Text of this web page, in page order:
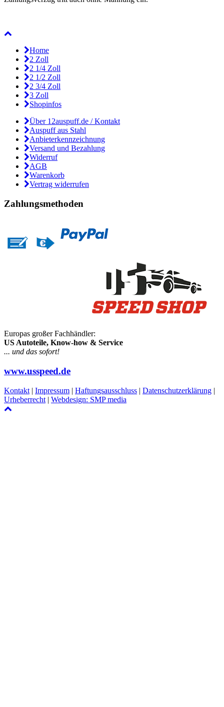
Home
2 Zoll
2 1/4 Zoll
2 1/2 Zoll
2 3/4 Zoll
3 Zoll
Shopinfos
Über 12auspuff.de / Kontakt
Auspuff aus Stahl
Anbieterkennzeichnung
Versand und Bezahlung
Widerruf
AGB
Warenkorb
Vertrag widerrufen
Zahlungsmethoden
Europas großer Fachhändler:
US Autoteile, Know-how & Service
... und das sofort!
www.usspeed.de
Kontakt | Impressum | Haftungsausschluss | Datenschutzerklärung |
Urheberrecht | Webdesign: SMP media